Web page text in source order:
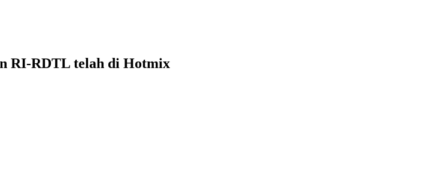
RI-RDTL telah di Hotmix